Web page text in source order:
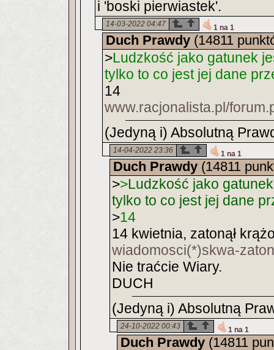
i 'boski pierwiastek'.
14-03-2022 04:47 1 na 1
Duch Prawdy (14811
>Ludzkość jako gatunek
tylko to co jest jej dane
14
www.racjonalista.pl/
(Jedyną i) Absolutną
14-04-2022 23:36 1 na 1
Duch Prawdy (14811
>>Ludzkość jako
tylko to co jest jej dane
>14
14 kwietnia, zatonął
wiadomosci(*)skwa-
Nie traćcie Wiary.
DUCH
(Jedyną i) Absolutną
24-10-2022 00:43 1 na 1
Duch Prawdy (14811